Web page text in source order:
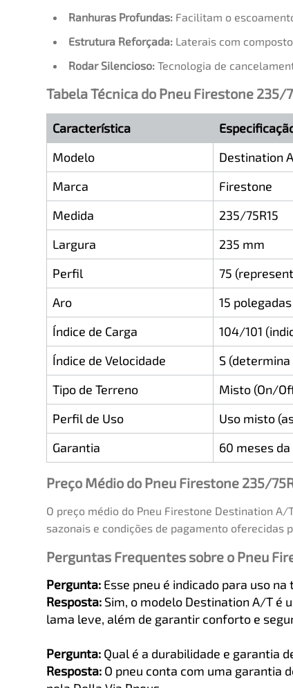
Ranhuras Profundas: Facilitam o
Estrutura Reforçada: Laterais com
Rodar Silencioso: Tecnologia de
Tabela Técnica do Pneu Firestone 235/
Característica
Modelo
Destination
Marca
Firestone
Medida
235/75R15
Largura
235 mm
Perfil
75
Aro
15 polegadas
Índice de Carga
104/101
Índice de Velocidade
S
Tipo de Terreno
Misto (On/
Perfil de Uso
Uso misto
Garantia
60 meses
Preço Médio do Pneu Firestone 235/
O preço médio do Pneu Firestone Destination A/
sazonais e condições de pagamento oferecidas
Perguntas Frequentes sobre o Pneu
Pergunta: Esse pneu é indicado para uso
Resposta: Sim, o modelo Destination A/T é
lama leve, além de garantir conforto e
Pergunta: Qual é a durabilidade e garantia
Resposta: O pneu conta com uma garantia